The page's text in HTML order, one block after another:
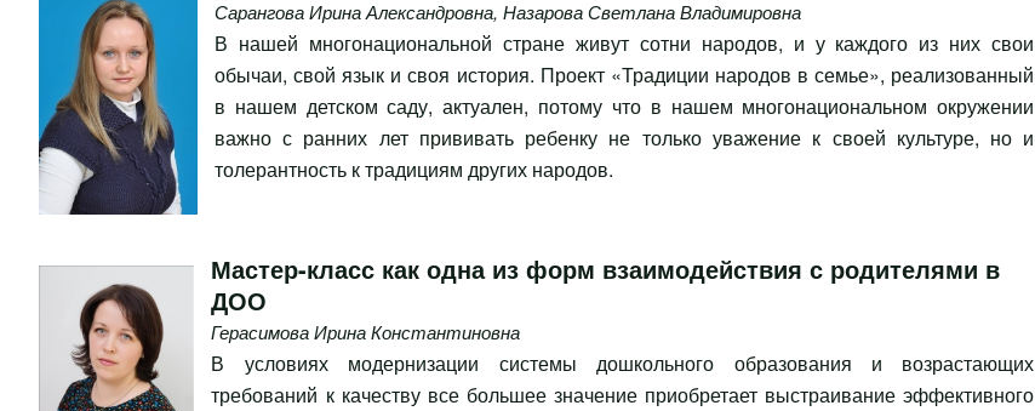
Сарангова Ирина Александровна, Назарова Светлана Владимировна
В нашей многонациональной стране живут сотни народов, и у каждого из них свои
обычаи, свой язык и своя история. Проект «Традиции народов в семье», реализованный
в нашем детском саду, актуален, потому что в нашем многонациональном окружении
важно с ранних лет прививать ребенку не только уважение к своей культуре, но и
толерантность к традициям других народов.
Мастер-класс как одна из форм взаимодействия с родителями в
ДОО
Герасимова Ирина Константиновна
В условиях модернизации системы дошкольного образования и возрастающих
требований к качеству все большее значение приобретает выстраивание эффективного